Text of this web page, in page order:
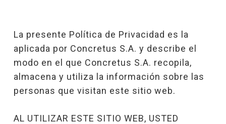
La presente Política de Privacidad es la
aplicada por Concretus S.A. y describe el
modo en el que Concretus S.A. recopila,
almacena y utiliza la información sobre las
personas que visitan este sitio web.
AL UTILIZAR ESTE SITIO WEB, USTED